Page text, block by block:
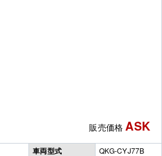
販売価格 ASK
車両型式 QKG-CYJ77B